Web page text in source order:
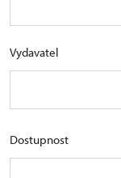
Vydavatel
Dostupnost